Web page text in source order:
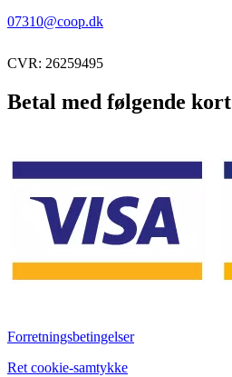
07310@coop.dk
CVR: 26259495
Betal med følgende kort
Forretningsbetingelser
Ret cookie-samtykke